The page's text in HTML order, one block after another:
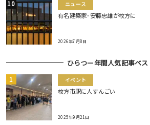
ニュース
有名建築家･安藤忠雄が枚方に
2026年7月8日
ひらつー年間人気記事ベ
イベント
枚方市駅に人すんごい
2025年9月21日